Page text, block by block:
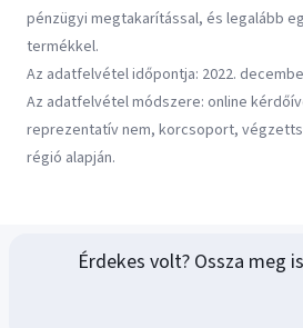
pénzügyi megtakarítással, és legalább
termékkel.
Az adatfelvétel időpontja: 2022.
Az adatfelvétel módszere: online
reprezentatív nem, korcsoport,
régió alapján.
Érdekes volt? Ossza meg